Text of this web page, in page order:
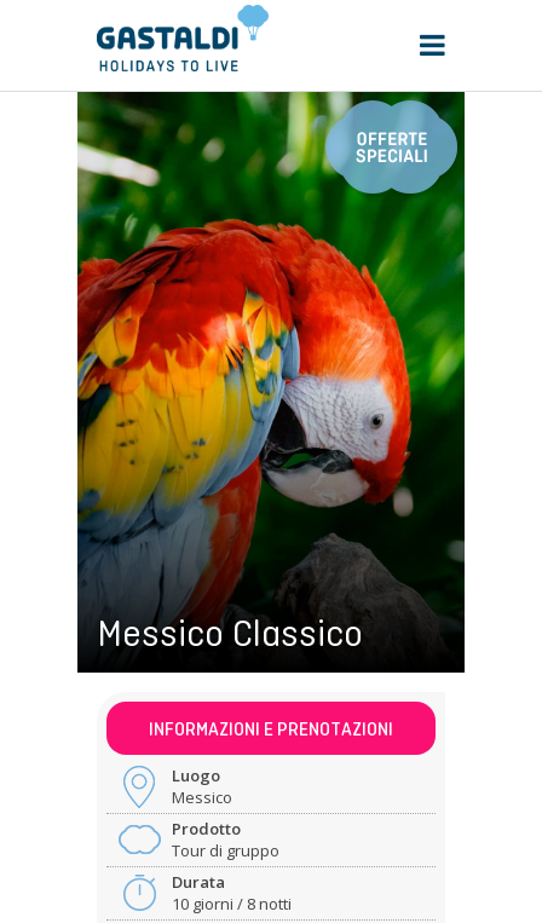
Messico Classico
INFORMAZIONI E PRENOTAZIONI
Luogo
Messico
Prodotto
Tour di gruppo
Durata
10 giorni / 8 notti